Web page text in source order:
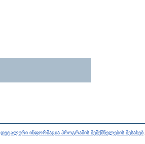
დეტალური ინფორმაცია პროგრამის შემქმნელების შესახებ.